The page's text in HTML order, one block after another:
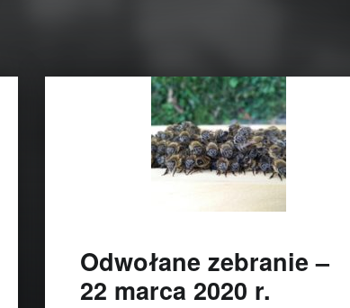
Odwołane zebranie –
22 marca 2020 r.